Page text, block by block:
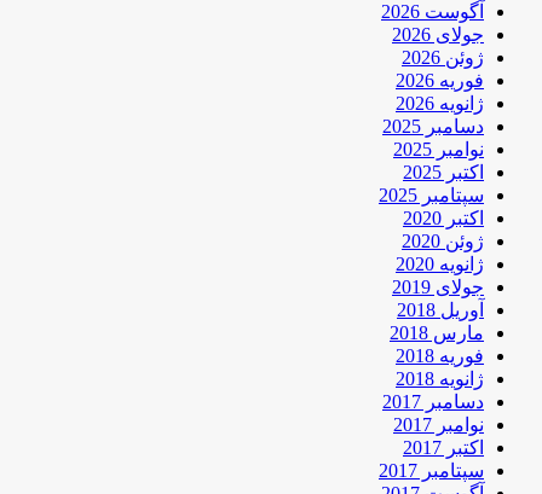
آگوست 2026
جولای 2026
ژوئن 2026
فوریه 2026
ژانویه 2026
دسامبر 2025
نوامبر 2025
اکتبر 2025
سپتامبر 2025
اکتبر 2020
ژوئن 2020
ژانویه 2020
جولای 2019
آوریل 2018
مارس 2018
فوریه 2018
ژانویه 2018
دسامبر 2017
نوامبر 2017
اکتبر 2017
سپتامبر 2017